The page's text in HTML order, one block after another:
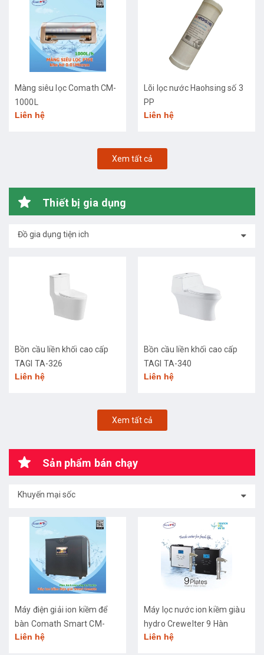
Màng siêu lọc Comath CM-
1000L
Liên hệ
Lõi lọc nước Haohsing số 3
PP
Liên hệ
Xem tất cả
Thiết bị gia dụng
Đồ gia dụng tiện ich
Bồn cầu liền khối cao cấp
TAGI TA-326
Liên hệ
Bồn cầu liền khối cao cấp
TAGI TA-340
Liên hệ
Xem tất cả
Sản phẩm bán chạy
Khuyến mại sốc
Máy điện giải ion kiềm để
bàn Comath Smart CM-
3668
Liên hệ
Máy lọc nước ion kiềm giàu
hydro Crewelter 9 Hàn
Quốc
Liên hệ